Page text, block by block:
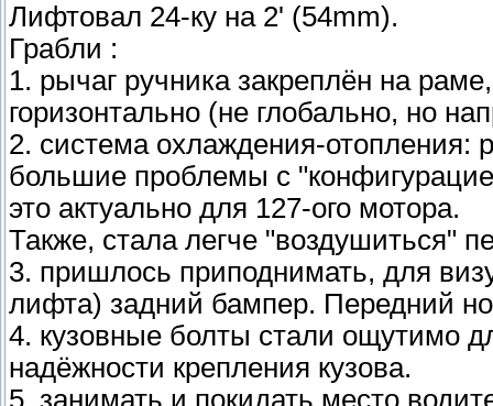
Лифтовал 24-ку на 2' (54mm).
Грабли :
1. рычаг ручника закреплён на
горизонтально (не глобально, но
2. система охлаждения-отопления:
большие проблемы с
это актуально для 127-ого мотора.
Также, стала легче "воздушиться"
3. пришлось приподнимать, для
лифта) задний бампер. Передний
4. кузовные болты стали ощутимо
надёжности крепления кузова.
5. занимать и покидать место